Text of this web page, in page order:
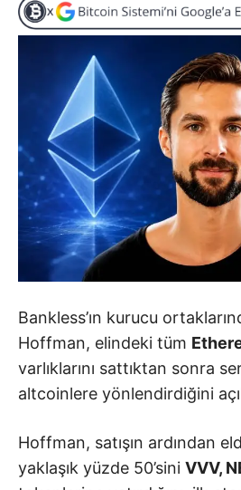
Bankless’ın kurucu
Hoffman, elindeki tüm
varlıklarını sattıktan sonra
altcoinlere yönlendirdiğini
Hoffman, satışın ardından
yaklaşık yüzde 50’sini VVV,